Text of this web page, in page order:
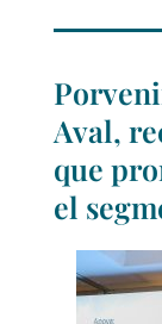
Aval,
que
el